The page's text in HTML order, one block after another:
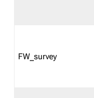
FW_survey